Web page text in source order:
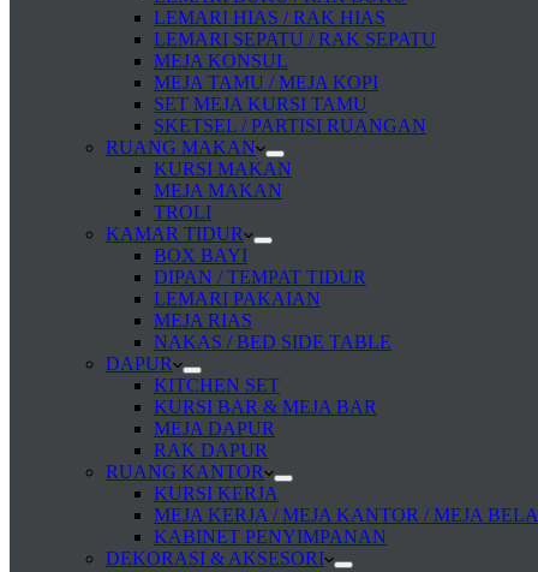
LEMARI HIAS / RAK HIAS
LEMARI SEPATU / RAK SEPATU
MEJA KONSUL
MEJA TAMU / MEJA KOPI
SET MEJA KURSI TAMU
SKETSEL / PARTISI RUANGAN
RUANG MAKAN
KURSI MAKAN
MEJA MAKAN
TROLI
KAMAR TIDUR
BOX BAYI
DIPAN / TEMPAT TIDUR
LEMARI PAKAIAN
MEJA RIAS
NAKAS / BED SIDE TABLE
DAPUR
KITCHEN SET
KURSI BAR & MEJA BAR
MEJA DAPUR
RAK DAPUR
RUANG KANTOR
KURSI KERJA
MEJA KERJA / MEJA KANTOR / MEJA
KABINET PENYIMPANAN
DEKORASI & AKSESORI